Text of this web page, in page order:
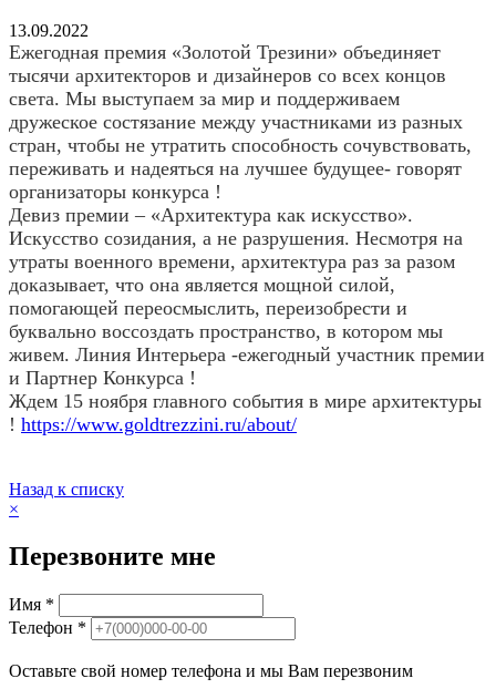
13.09.2022
Ежегодная премия «Золотой Трезини» объединяет
тысячи архитекторов и дизайнеров со всех концов
света. Мы выступаем за мир и поддерживаем
дружеское состязание между участниками из разных
стран, чтобы не утратить способность сочувствовать,
переживать и надеяться на лучшее будущее- говорят
организаторы конкурса !
Девиз премии – «Архитектура как искусство».
Искусство созидания, а не разрушения. Несмотря на
утраты военного времени, архитектура раз за разом
доказывает, что она является мощной силой,
помогающей переосмыслить, переизобрести и
буквально воссоздать пространство, в котором мы
живем. Линия Интерьера -ежегодный участник премии
и Партнер Конкурса !
Ждем 15 ноября главного события в мире архитектуры
! https://www.goldtrezzini.ru/about/
Назад к списку
×
Перезвоните мне
Имя *
Телефон *
Оставьте свой номер телефона и мы Вам перезвоним